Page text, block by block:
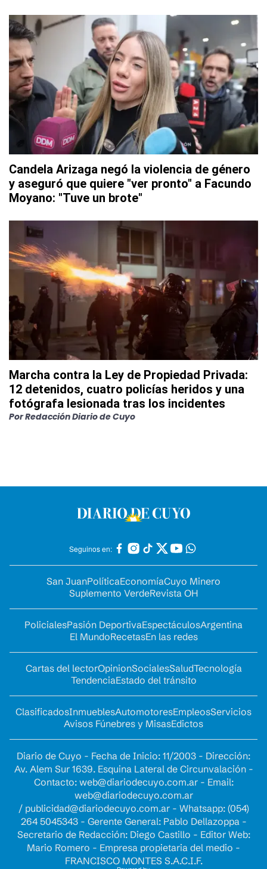
Candela Arizaga negó la violencia de género
y aseguró que quiere "ver pronto" a Facundo
Moyano: "Tuve un brote"
Marcha contra la Ley de Propiedad Privada:
12 detenidos, cuatro policías heridos y una
fotógrafa lesionada tras los incidentes
PorRedacción Diario de Cuyo
Seguinos en:
San JuanPolíticaEconomíaCuyo Minero
Suplemento VerdeRevista OH
PolicialesPasión DeportivaEspectáculosArgentina
El MundoRecetasEn las redes
Cartas del lectorOpinionSocialesSaludTecnología
TendenciaEstado del tránsito
ClasificadosInmueblesAutomotoresEmpleosServicios
Avisos Fúnebres y MisasEdictos
Diario de Cuyo - Fecha de Inicio: 11/2003 - Dirección:
Av. Alem Sur 1639. Esquina Lateral de Circunvalación -
Contacto: web@diariodecuyo.com.ar- Email:
web@diariodecuyo.com.ar
/ publicidad@diariodecuyo.com.ar- Whatsapp: (054)
264 5045343 - Gerente General: Pablo Dellazoppa -
Secretario de Redacción: Diego Castillo - Editor Web:
Mario Romero - Empresa propietaria del medio -
FRANCISCO MONTES S.A.C.I.F.